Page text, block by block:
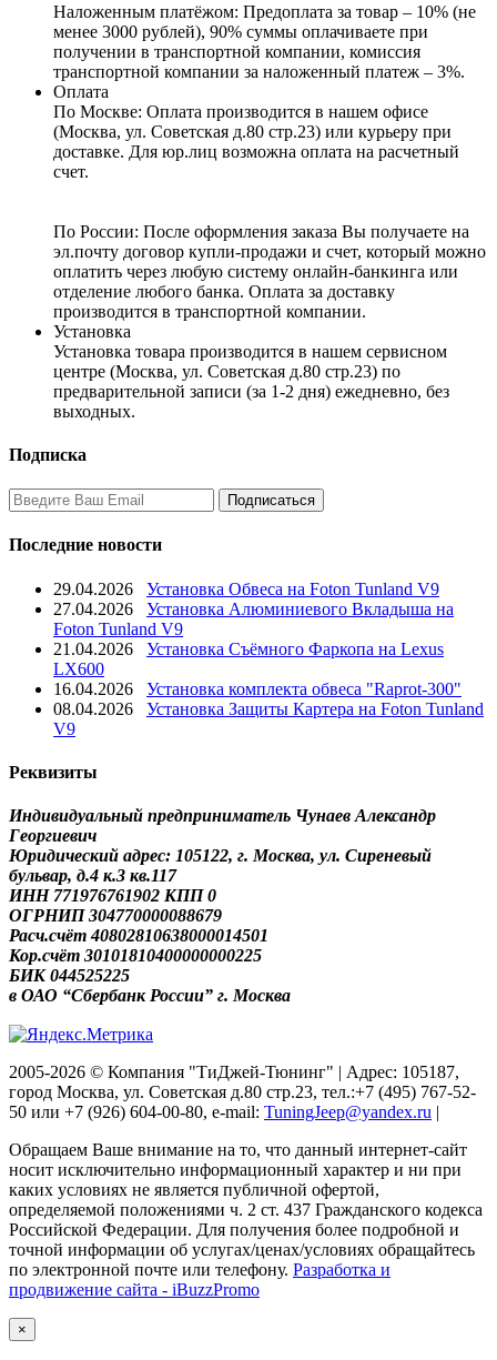
Наложенным платёжом: Предоплата за товар – 10% (не
менее 3000 рублей), 90% суммы оплачиваете при
получении в транспортной компании, комиссия
транспортной компании за наложенный платеж – 3%.
Оплата
По Москве: Оплата производится в нашем офисе
(Москва, ул. Советская д.80 стр.23) или курьеру при
доставке. Для юр.лиц возможна оплата на расчетный
счет.
По России: После оформления заказа Вы получаете на
эл.почту договор купли-продажи и счет, который можно
оплатить через любую систему онлайн-банкинга или
отделение любого банка. Оплата за доставку
производится в транспортной компании.
Установка
Установка товара производится в нашем сервисном
центре (Москва, ул. Советская д.80 стр.23) по
предварительной записи (за 1-2 дня) ежедневно, без
выходных.
Подписка
Последние новости
29.04.2026
Установка Обвеса на Foton Tunland V9
27.04.2026
Установка Алюминиевого Вкладыша на
Foton Tunland V9
21.04.2026
Установка Съёмного Фаркопа на Lexus
LX600
16.04.2026
Установка комплекта обвеса "Raprot-300"
08.04.2026
Установка Защиты Картера на Foton Tunland
V9
Реквизиты
Индивидуальный предприниматель Чунаев Александр
Георгиевич
Юридический адрес: 105122, г. Москва, ул. Сиреневый
бульвар, д.4 к.3 кв.117
ИНН 771976761902 КПП 0
ОГРНИП 304770000088679
Расч.счёт 40802810638000014501
Кор.счёт 30101810400000000225
БИК 044525225
в ОАО “Сбербанк России” г. Москва
2005-2026 © Компания "ТиДжей-Тюнинг" | Адрес: 105187,
город Москва, ул. Советская д.80 стр.23, тел.:+7 (495) 767-52-
50 или +7 (926) 604-00-80, e-mail: TuningJeep@yandex.ru |
Обращаем Ваше внимание на то, что данный интернет-сайт
носит исключительно информационный характер и ни при
каких условиях не является публичной офертой,
определяемой положениями ч. 2 ст. 437 Гражданского кодекса
Российской Федерации. Для получения более подробной и
точной информации об услугах/ценах/условиях обращайтесь
по электронной почте или телефону. Разработка и
продвижение сайта - iBuzzPromo
×